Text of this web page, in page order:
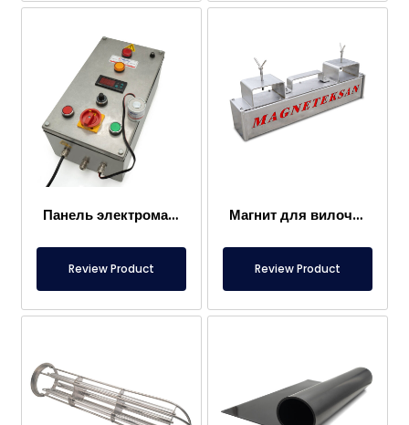
Панель электромагнита
Review Product
Магнит для вилочного погрузчика – Полностью из нержавеющей стали – Эффективное расстояние 10 см – Легкое высвобождение с ручкой
Review Product